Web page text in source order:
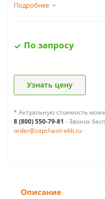
Подробнее
По запросу
Узнать цену
* Актуальную стоимость
8 (800) 550-79-81 - Звонок
order@zapchasti-ekb.ru
Описание